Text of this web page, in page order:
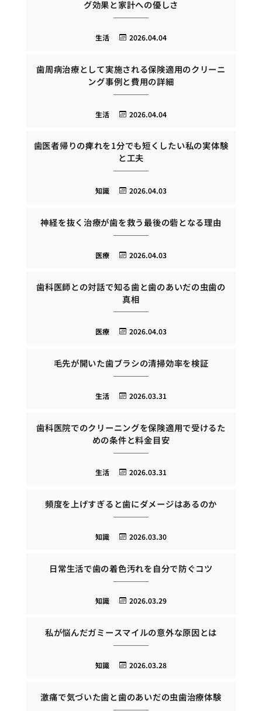
グ効果と家計への優しさ
2026.04.04
生活
歯周病治療として実施される保険適用のクリーニ
ング事例と費用の詳細
2026.04.04
生活
歯医者帰りの痺れを1分でも短くしたい私の実体験
と工夫
2026.04.03
知識
神経を抜く治療が歯を救う最後の砦となる理由
2026.04.03
医療
歯科医師との対話で知る歯と歯のあいだの虫歯の
真相
2026.04.03
医療
毛先が開いた歯ブラシの清掃効率を検証
2026.03.31
生活
歯科医院でのクリーニングを保険適用で受けるた
めの条件と料金目安
2026.03.31
生活
頻度を上げすぎると歯にダメージはあるのか
2026.03.30
知識
日常生活で歯の着色汚れを自分で防ぐコツ
2026.03.29
知識
私が悩んだガミースマイルの意外な原因とは
2026.03.28
知識
激痛で気づいた歯と歯のあいだの虫歯治療体験